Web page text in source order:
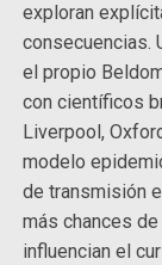
exploran
consecuencias.
el propio
con científicos
Liverpool,
modelo
de transmisión
más chances
influencian el